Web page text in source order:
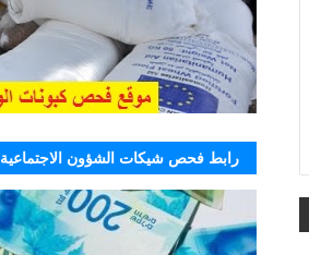
رابط فحص شيكات الشؤون الاجتماعية